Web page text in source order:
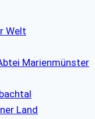
Welt
Marienmünster
Land